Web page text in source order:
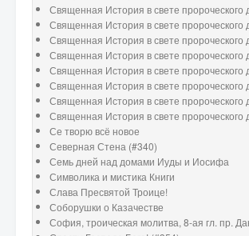
Священная История в свете пророческого
Священная История в свете пророческого
Священная История в свете пророческого
Священная История в свете пророческого
Священная История в свете пророческого
Священная История в свете пророческого
Священная История в свете пророческого
Священная История в свете пророческого
Се творю всё новое
Северная Стена (#340)
Семь дней над домами Иуды и Иосифа
Символика и мистика Книги
Слава Пресвятой Троице!
Соборушки о Казачестве
София, троическая молитва, 8-ая гл. пр.